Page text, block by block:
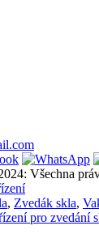
Všechna
, Zvedák skla,
pro zvedání